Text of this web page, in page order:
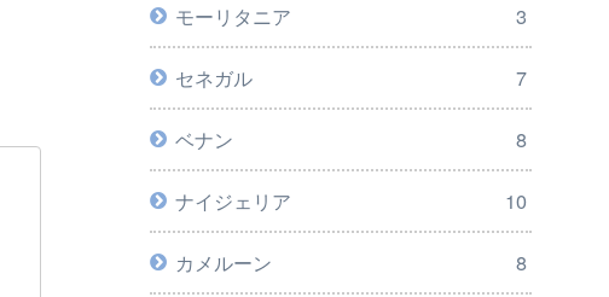
モーリタニア 3
セネガル 7
ベナン 8
ナイジェリア 10
カメルーン 8